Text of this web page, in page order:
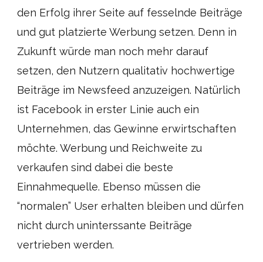
den Erfolg ihrer Seite auf fesselnde Beiträge
und gut platzierte Werbung setzen. Denn in
Zukunft würde man noch mehr darauf
setzen, den Nutzern qualitativ hochwertige
Beiträge im Newsfeed anzuzeigen. Natürlich
ist Facebook in erster Linie auch ein
Unternehmen, das Gewinne erwirtschaften
möchte. Werbung und Reichweite zu
verkaufen sind dabei die beste
Einnahmequelle. Ebenso müssen die
“normalen” User erhalten bleiben und dürfen
nicht durch uninterssante Beiträge
vertrieben werden.